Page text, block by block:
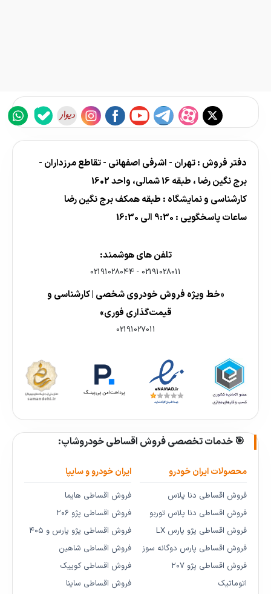
دفتر فروش : تهران - اشرفی اصفهانی - تقاطع مرزداران -
برج نگین رضا ، طبقه 16 شمالی، واحد 1602
کارشناسی و نمایشگاه : طبقه همکف برج نگین رضا
ساعات پاسخگویی : 9:30 الی 16:30
تلفن های هوشمند:
02191028011
-
02191028044
«خط ویژه فروش خودروی شخصی | کارشناسی و
قیمت‌گذاری فوری»
02191027011
🎯 خدمات تخصصی فروش اقساطی خودروشاپ:
محصولات ایران خودرو
فروش اقساطی دنا پلاس
فروش اقساطی دنا پلاس توربو
فروش اقساطی پژو پارس LX
فروش اقساطی پارس دوگانه سوز
فروش اقساطی پژو ۲۰۷
اتوماتیک
ایران خودرو و سایپا
فروش اقساطی هایما
فروش اقساطی پژو ۲۰۶
فروش اقساطی پژو پارس و ۴۰۵
فروش اقساطی شاهین
فروش اقساطی کوییک
فروش اقساطی ساینا